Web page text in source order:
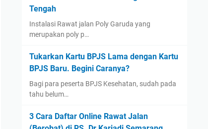
May(1)
March(1)
2021(12)
December
November
(1)
September (1)
Tengah
Instalasi Rawat jalan Poly Garuda yang
merupakan poly p…
Tukarkan Kartu BPJS Lama dengan Kartu
BPJS Baru. Begini Caranya?
Bagi para peserta BPJS Kesehatan, sudah pada
tahu belum…
3 Cara Daftar Online Rawat Jalan